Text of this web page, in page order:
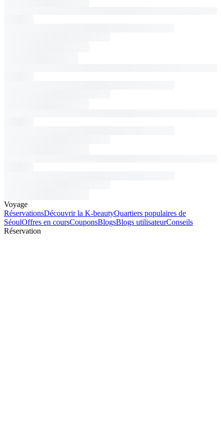
Voyage
RéservationsDécouvrir la K-beautyQuartiers populaires de
SéoulOffres en coursCouponsBlogsBlogs utilisateurConseils
Réservation